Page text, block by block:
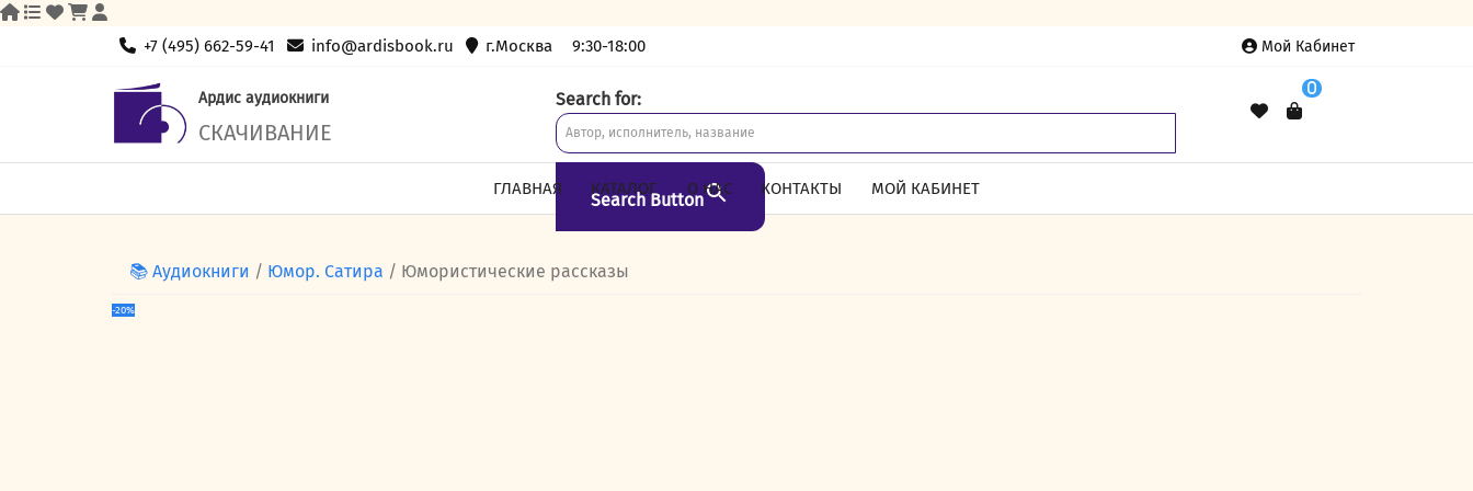
+7 (495) 662-59-41 info@ardisbook.ru г.Москва 9:30-18:00 Мой Кабинет
Ардис аудиокниги
СКАЧИВАНИЕ
Search for:
Search Button
0
ГЛАВНАЯ КАТАЛОГ О НАС КОНТАКТЫ МОЙ КАБИНЕТ
📚 Аудиокниги / Юмор. Сатира / Юмористические рассказы
-20%